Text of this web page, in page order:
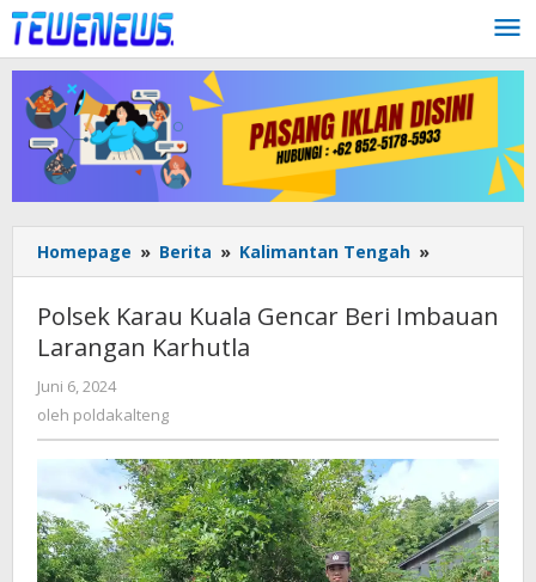
Lewati
ke
konten
Homepage » Berita » Kalimantan Tengah »
Karau
Gencar
Polsek Karau Kuala Gencar Beri Imbauan
Larangan Karhutla
Juni 6, 2024
poldakalteng
oleh poldakalteng